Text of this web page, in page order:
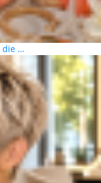
die …